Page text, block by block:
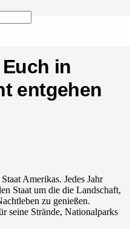
in
entgehen
Amerikas. Jedes Jahr
Staat um die die Landschaft,
zu genießen.
seine Strände, Nationalparks